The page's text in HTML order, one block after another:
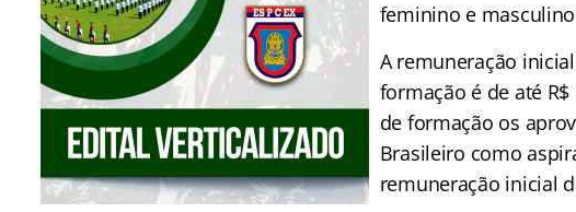
feminino e
A remuneração
formação é de até
de formação os
Brasileiro como
remuneração inicial